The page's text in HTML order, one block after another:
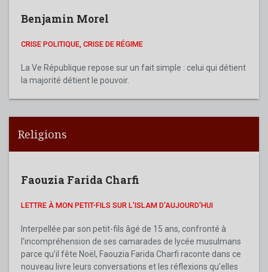
Benjamin Morel
CRISE POLITIQUE, CRISE DE RÉGIME
La Ve République repose sur un fait simple : celui qui détient
la majorité détient le pouvoir.
Religions
Faouzia Farida Charfi
LETTRE À MON PETIT-FILS SUR L'ISLAM D'AUJOURD'HUI
Interpellée par son petit-fils âgé de 15 ans, confronté à
l’incompréhension de ses camarades de lycée musulmans
parce qu’il fête Noël, Faouzia Farida Charfi raconte dans ce
nouveau livre leurs conversations et les réflexions qu’elles